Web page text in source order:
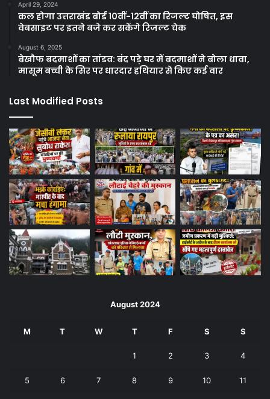
April 29, 2024
कल होगा उत्तराखंड बोर्ड 10वीं-12वीं का रिजल्ट घोषित, इस
वेबसाइट पर इतने बजे कर सकेंगे रिजल्ट चेक
August 6, 2025
बेखौफ बदमाशों का तांडव: बंद पड़े घर में बदमाशों ने बोला धावा,
मासूम बच्ची के सिर पर धारदार हथियार से किए कई वार
Last Modified Posts
August 2024
M T W T F S S
1 2 3 4
5 6 7 8 9 10 11